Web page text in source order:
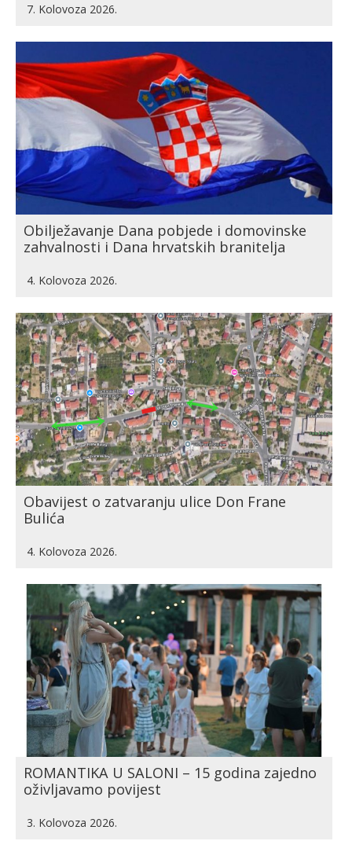
7. Kolovoza 2026.
Obilježavanje Dana pobjede i domovinske
zahvalnosti i Dana hrvatskih branitelja
4. Kolovoza 2026.
Obavijest o zatvaranju ulice Don Frane
Bulića
4. Kolovoza 2026.
ROMANTIKA U SALONI – 15 godina zajedno
oživljavamo povijest
3. Kolovoza 2026.